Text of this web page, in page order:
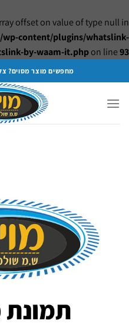
offset on value of type null in
content/plugins/whatslink-
by-waam-it.phpon line93
to
מחפשים מוצר מסוים?